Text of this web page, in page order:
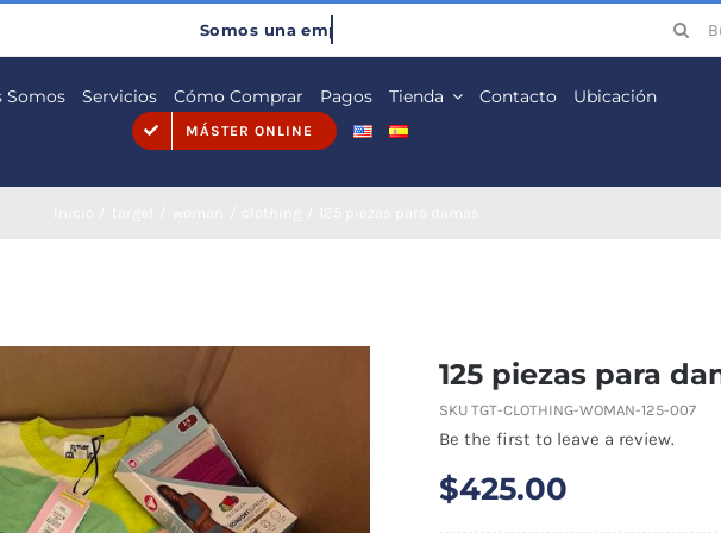
Buscar:
Somos Servicios Cómo Comprar Pagos Tienda Contacto Ubicación
MÁSTER ONLINE
125 piezas para
SKUTGT-CLOTHING-WOMAN-125-007
Be the first to leave a review.
$425.00